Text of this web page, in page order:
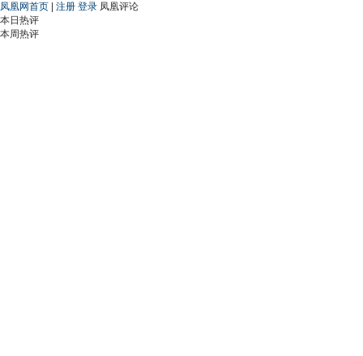
凤凰网首页 注册 登录 凤凰评论
本日热评
本周热评